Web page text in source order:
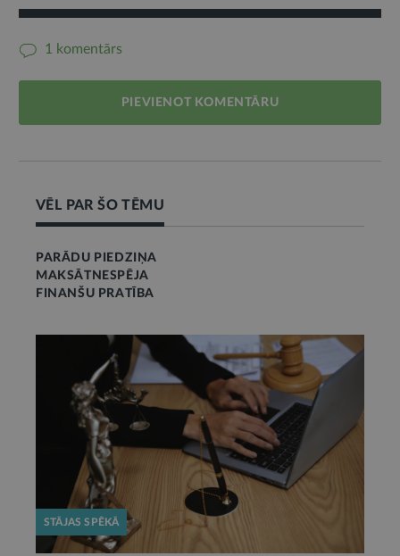
1 komentārs
PIEVIENOT KOMENTĀRU
VĒL PAR ŠO TĒMU
PARĀDU PIEDZIŅA
MAKSĀTNESPĒJA
FINANŠU PRATĪBA
STĀJAS SPĒKĀ